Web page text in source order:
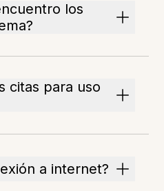
los
citas para uso
a internet?